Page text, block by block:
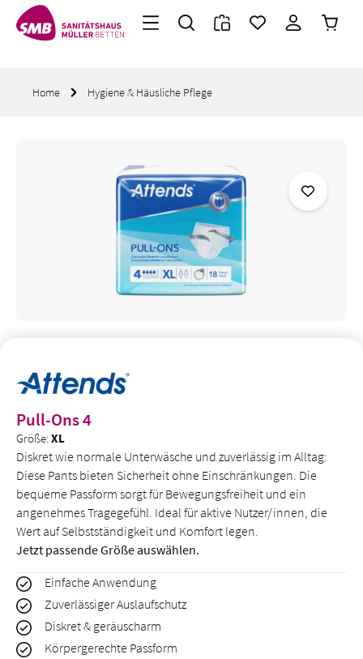
Zum Hauptinhalt springen
Home Hygiene & Häusliche Pflege
Pull-Ons 4
Größe:XL
Diskret wie normale Unterwäsche und zuverlässig im Alltag:
Diese Pants bieten Sicherheit ohne Einschränkungen. Die
bequeme Passform sorgt für Bewegungsfreiheit und ein
angenehmes Tragegefühl. Ideal für aktive Nutzer/innen, die
Wert auf Selbstständigkeit und Komfort legen.
Jetzt passende Größe auswählen.
Einfache Anwendung
Zuverlässiger Auslaufschutz
Diskret & geräuscharm
Körpergerechte Passform